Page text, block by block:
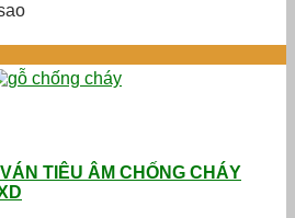
TIÊU ÂM CHỐNG CHÁY